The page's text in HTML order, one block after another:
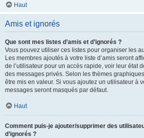
Haut
Amis et ignorés
Que sont mes listes d’amis et d’ignorés ?
Vous pouvez utiliser ces listes pour organiser les
Les membres ajoutés à votre liste d’amis seront
de l’utilisateur pour un accès rapide, voir leur état
des messages privés. Selon les thèmes
être mis en valeur. Si vous ajoutez un utilisateur à
messages seront masqués par défaut.
Haut
Comment puis-je ajouter/supprimer des
d’ignorés ?